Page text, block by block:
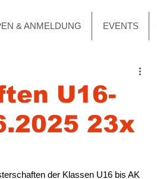
& ANMELDUNG EVENTS
U16-
23x
der Klassen U16 bis AK